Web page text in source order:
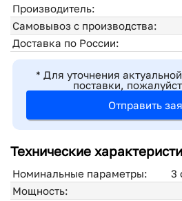
Производитель:
Самовывоз с производства:
Доставка по России:
* Для уточнения
поставки,
Отправить
Технические
Номинальные параметры:
3
Мощность: